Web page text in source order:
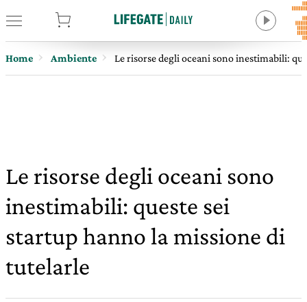
Home Ambiente Le risorse degli oceani sono inestimabili:
Le risorse degli oceani sono
inestimabili: queste sei
startup hanno la missione di
tutelarle